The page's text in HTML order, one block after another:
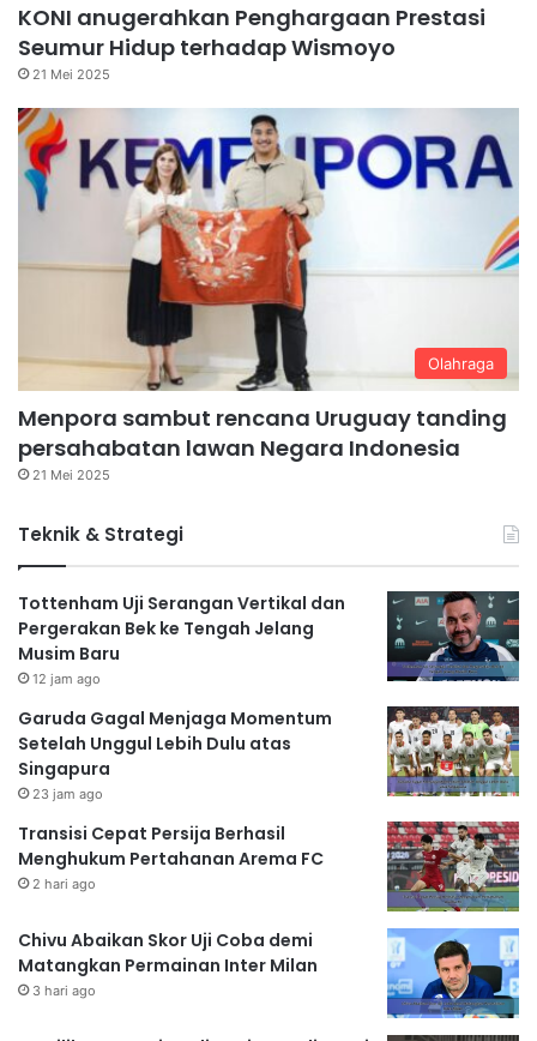
KONI anugerahkan Penghargaan Prestasi
Seumur Hidup terhadap Wismoyo
21 Mei 2025
Olahraga
Menpora sambut rencana Uruguay tanding
persahabatan lawan Negara Indonesia
21 Mei 2025
Teknik & Strategi
Tottenham Uji Serangan Vertikal dan
Pergerakan Bek ke Tengah Jelang
Musim Baru
12 jam ago
Garuda Gagal Menjaga Momentum
Setelah Unggul Lebih Dulu atas
Singapura
23 jam ago
Transisi Cepat Persija Berhasil
Menghukum Pertahanan Arema FC
2 hari ago
Chivu Abaikan Skor Uji Coba demi
Matangkan Permainan Inter Milan
3 hari ago